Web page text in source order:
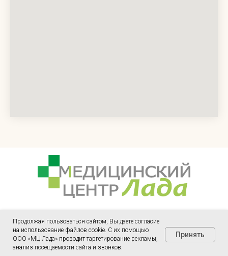
Продолжая пользоваться сайтом, Вы даете согласие
на использование файлов cookie. С их помощью
ООО «МЦ Лада» проводит таргетирование рекламы,
анализ посещаемости сайта и звонков.
Принять
Лицензия № Л041-01125-54/00328984 от 29.10.2021
г.